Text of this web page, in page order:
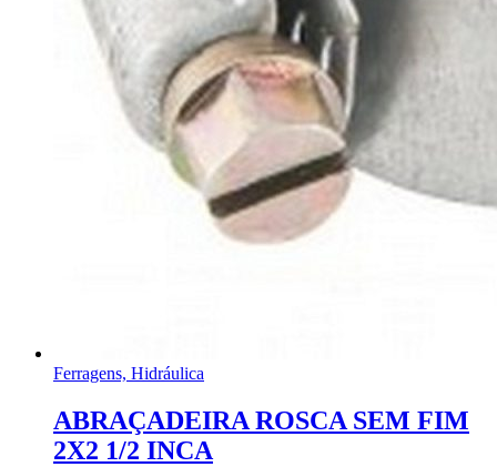
Ferragens, Hidráulica
ABRAÇADEIRA ROSCA SEM FIM
2X2 1/2 INCA